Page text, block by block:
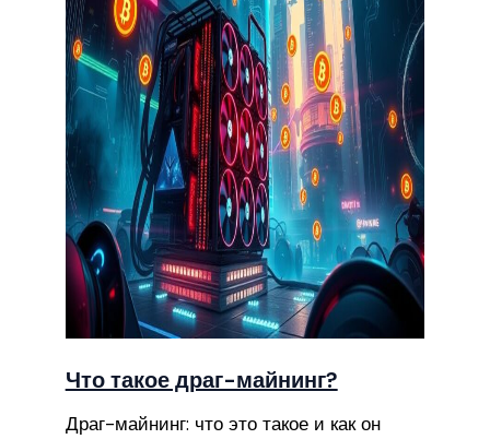
Что такое драг-майнинг?
Драг-майнинг: что это такое и как он